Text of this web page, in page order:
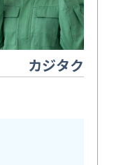
カジタク